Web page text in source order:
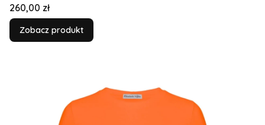
Cena
260,00 zł
Zobacz produkt